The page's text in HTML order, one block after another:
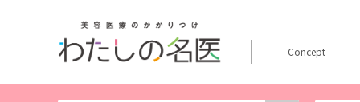
Concept